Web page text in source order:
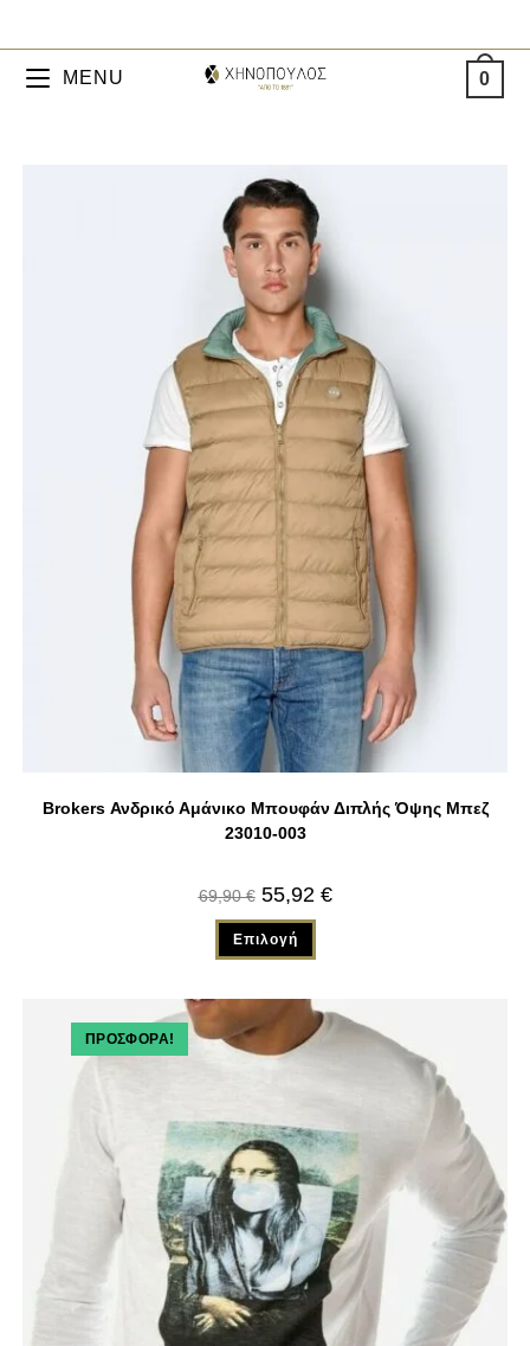
MENU 0
Brokers Ανδρικό Αμάνικο Μπουφάν Διπλής Όψης Μπεζ
23010-003
69,90€ 55,92 €
Επιλογή
ΠΡΟΣΦΟΡΆ!